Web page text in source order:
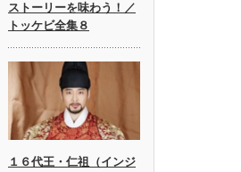
ストーリーを味わう！／
トッケビ全集８
１６代王・仁祖（インジ